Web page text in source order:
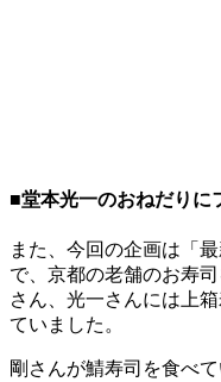
■堂本光一のおねだりに
また、今回の企画は「
で、京都の老舗のお寿
さん、光一さんには上
ていました。
剛さんが鯖寿司を食べ